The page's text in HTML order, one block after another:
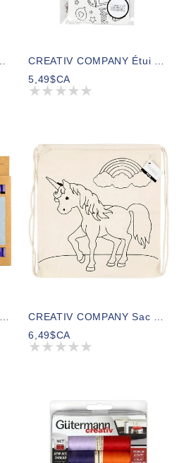
5,49$CA
CREATIV COMPANY Marqueurs Textiles 6 Mm, 20cm X 16cm X 2cm (7,87po X 6,3po X 0,78po) – 20 Pièces
CREATIV COMPANY Sac De Sport 37cm X 41cm (14,56po X 16,14po) – Licorne
6,49$CA